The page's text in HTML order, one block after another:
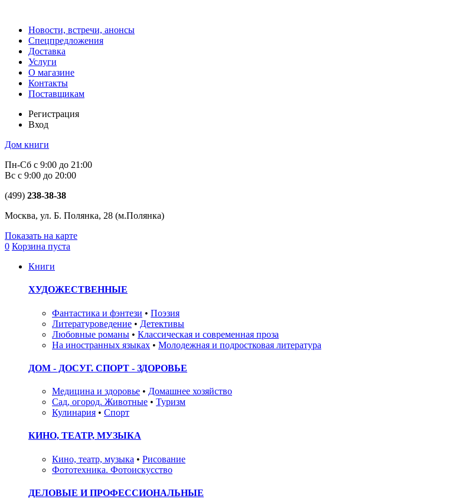
Новости, встречи, анонсы
Спецпредложения
Доставка
Услуги
О магазине
Контакты
Поставщикам
Регистрация
Вход
Дом книги
Пн-Сб с 9:00 до 21:00
Вс с 9:00 до 20:00
(499) 238-38-38
Москва, ул. Б. Полянка, 28 (м.Полянка)
Показать на карте
0 Корзина пуста
Книги
ХУДОЖЕСТВЕННЫЕ
Фантастика и фэнтези • Поэзия
Литературоведение • Детективы
Любовные романы • Классическая и современная проза
На иностранных языках • Молодежная и подростковая литература
ДОМ - ДОСУГ. СПОРТ - ЗДОРОВЬЕ
Медицина и здоровье • Домашнее хозяйство
Сад, огород. Животные • Туризм
Кулинария • Спорт
КИНО, ТЕАТР, МУЗЫКА
Кино, театр, музыка • Рисование
Фототехника. Фотоискусство
ДЕЛОВЫЕ И ПРОФЕССИОНАЛЬНЫЕ